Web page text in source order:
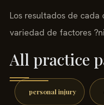
Los resultados de
variedad de factores
All practice
personal injury